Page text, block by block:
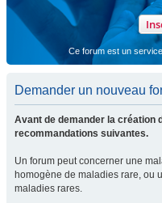
Ce forum est un
Demander un nouveau
Avant de demander la création
recommandations suivantes.
Un forum peut concerner une
homogène de maladies rare, ou
maladies rares.